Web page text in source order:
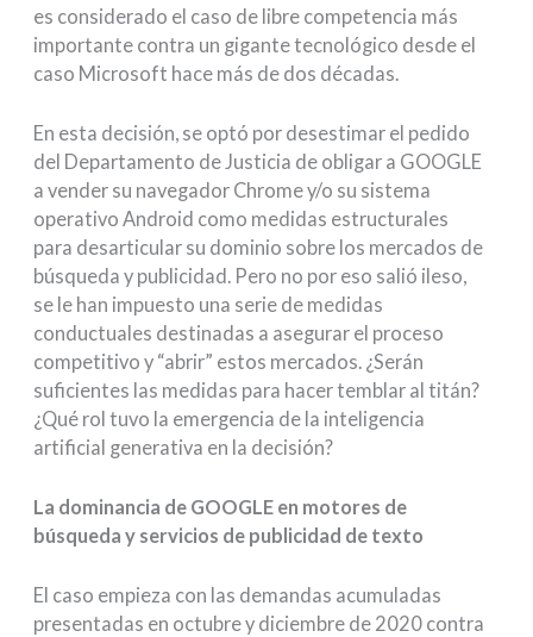
es considerado el caso de libre competencia más
importante contra un gigante tecnológico desde el
caso Microsoft hace más de dos décadas.
En esta decisión, se optó por desestimar el pedido
del Departamento de Justicia de obligar a GOOGLE
a vender su navegador Chrome y/o su sistema
operativo Android como medidas estructurales
para desarticular su dominio sobre los mercados de
búsqueda y publicidad. Pero no por eso salió ileso,
se le han impuesto una serie de medidas
conductuales destinadas a asegurar el proceso
competitivo y “abrir” estos mercados. ¿Serán
suficientes las medidas para hacer temblar al titán?
¿Qué rol tuvo la emergencia de la inteligencia
artificial generativa en la decisión?
La dominancia de GOOGLE en motores de
búsqueda y servicios de publicidad de texto
El caso empieza con las demandas acumuladas
presentadas en octubre y diciembre de 2020 contra